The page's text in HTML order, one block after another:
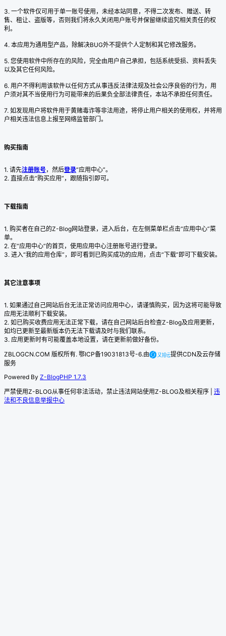
3. 一个软件仅可用于单一账号使用，未经本站同意，不得二次发布、赠送、转
售、租让、盗版等，否则我们将永久关闭用户账号并保留继续追究相关责任的权
利。
4. 本应用为通用型产品，除解决BUG外不提供个人定制和其它修改服务。
5. 您使用软件中所存在的风险，完全由用户自己承担，包括系统受损、资料丢失
以及其它任何风险。
6. 用户不得利用该软件以任何方式从事违反法律法规及社会公序良俗的行为，用
户须对其不当使用行为可能带来的后果负全部法律责任，本站不承担任何责任。
7. 如发现用户将软件用于黄赌毒诈等非法用途，将停止用户相关的使用权，并将用
户相关违法信息上报至网络监管部门。
购买指南
1. 请先注册账号，然后登录“应用中心”。
2. 直接点击“购买应用”，跟随指引即可。
下载指南
1. 购买者在自己的Z-Blog网站登录，进入后台，在左侧菜单栏点击“应用中心”菜
单。
2. 在“应用中心”的首页，使用应用中心注册账号进行登录。
3. 进入“我的应用仓库”，即可看到已购买成功的应用，点击“下载”即可下载安装。
其它注意事项
1. 如果通过自己网站后台无法正常访问应用中心，请谨慎购买，因为这将可能导致
应用无法顺利下载安装。
2. 如已购买收费应用无法正常下载，请在自己网站后台检查Z-Blog及应用更新，
如均已更新至最新版本仍无法下载请及时与我们联系。
3. 应用更新时有可能覆盖本地设置，请在更新前做好备份。
ZBLOGCN.COM 版权所有. 鄂ICP备19031813号-6.由
提供CDN及云存储
服务
Powered By Z-BlogPHP 1.7.3
严禁使用Z-BLOG从事任何非法活动，禁止违法网站使用Z-BLOG及相关程序 | 违
法和不良信息举报中心